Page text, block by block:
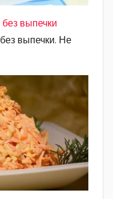
выпечки
выпечки. Не